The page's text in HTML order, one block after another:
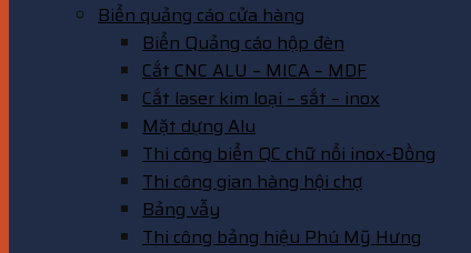
Biển quảng cáo cửa hàng
Biển Quảng cáo hộp đèn
Cắt CNC ALU – MICA – MDF
Cắt laser kim loại – sắt – inox
Mặt dựng Alu
Thi công biển QC chữ nổi inox-Đồng
Thi công gian hàng hội chợ
Bảng vẫy
Thi công bảng hiệu Phú Mỹ Hưng